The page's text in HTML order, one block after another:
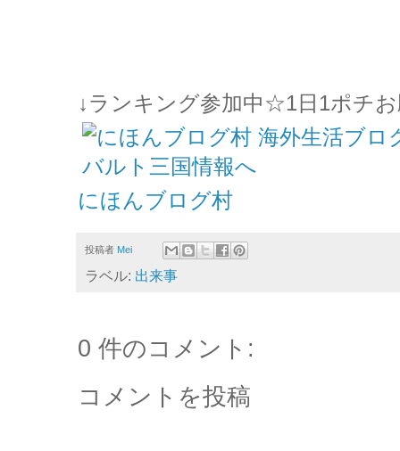
↓ランキング参加中☆1日1ポチ
にほんブログ村
投稿者 Mei
ラベル: 出来事
0 件のコメント:
コメントを投稿